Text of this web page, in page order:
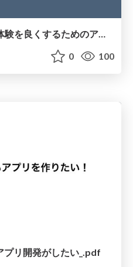
SIerでAWS案件の開発者体験を良くするためのアレコレ
0 100
プリ開発がしたい_.pdf